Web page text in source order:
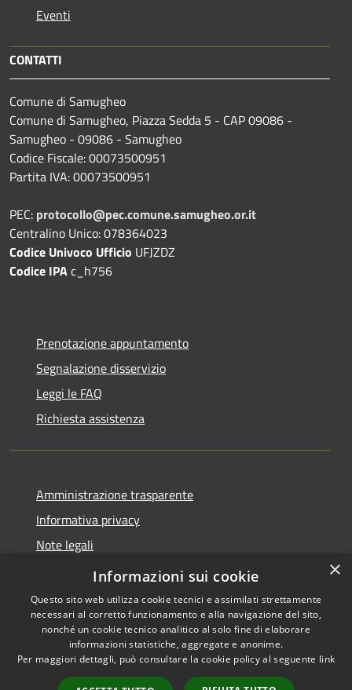
Eventi
CONTATTI
Comune di Samugheo
Comune di Samugheo, Piazza Sedda 5 - CAP 09086 -
Samugheo - 09086 - Samugheo
Codice Fiscale: 00073500951
Partita IVA: 00073500951
PEC: protocollo@pec.comune.samugheo.or.it
Centralino Unico: 078364023
Codice Univoco Ufficio UFJZDZ
Codice IPAc_h756
Prenotazione appuntamento
Segnalazione disservizio
Leggi le FAQ
Richiesta assistenza
Amministrazione trasparente
Informativa privacy
Note legali
Dichiarazione di accessibilità
Accessibilità
Copyright © 2026 • Comune di
Samugheo • Powered by
×
Informazioni sui cookie
Questo sito web utilizza cookie tecnici e assimilati strettamente
necessari al corretto funzionamento e alla navigazione del sito,
nonché un cookie tecnico analitico al solo fine di elaborare
informazioni statistiche, aggregate e anonime.
Per maggiori dettagli, può consultare la cookie policy al seguente link